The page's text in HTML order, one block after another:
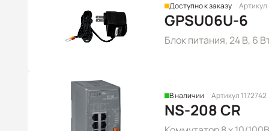
Доступно к заказу
GPSU06U-6
Блок питания, 24 В, 6
В наличии Артикул 1172742
NS-208 CR